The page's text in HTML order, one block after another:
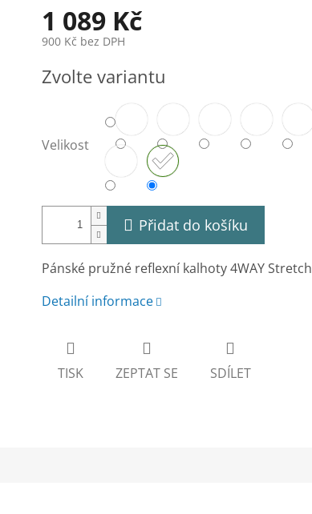
1 089 Kč
900 Kč bez DPH
cena:
Zvolte variantu
Velikost
Přidat do košíku
Pánské pružné reflexní kalhoty 4WAY Stretch
Detailní informace
TISK ZEPTAT SE SDÍLET